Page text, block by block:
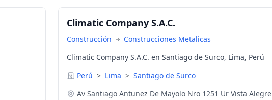
Climatic Company S.A.C.
Construcción
Construcciones Metalicas
Climatic Company S.A.C. en Santiago de Surco, Lima, Perú
Perú > Lima > Santiago de Surco
Av Santiago Antunez De Mayolo Nro 1251 Ur Vista Alegre